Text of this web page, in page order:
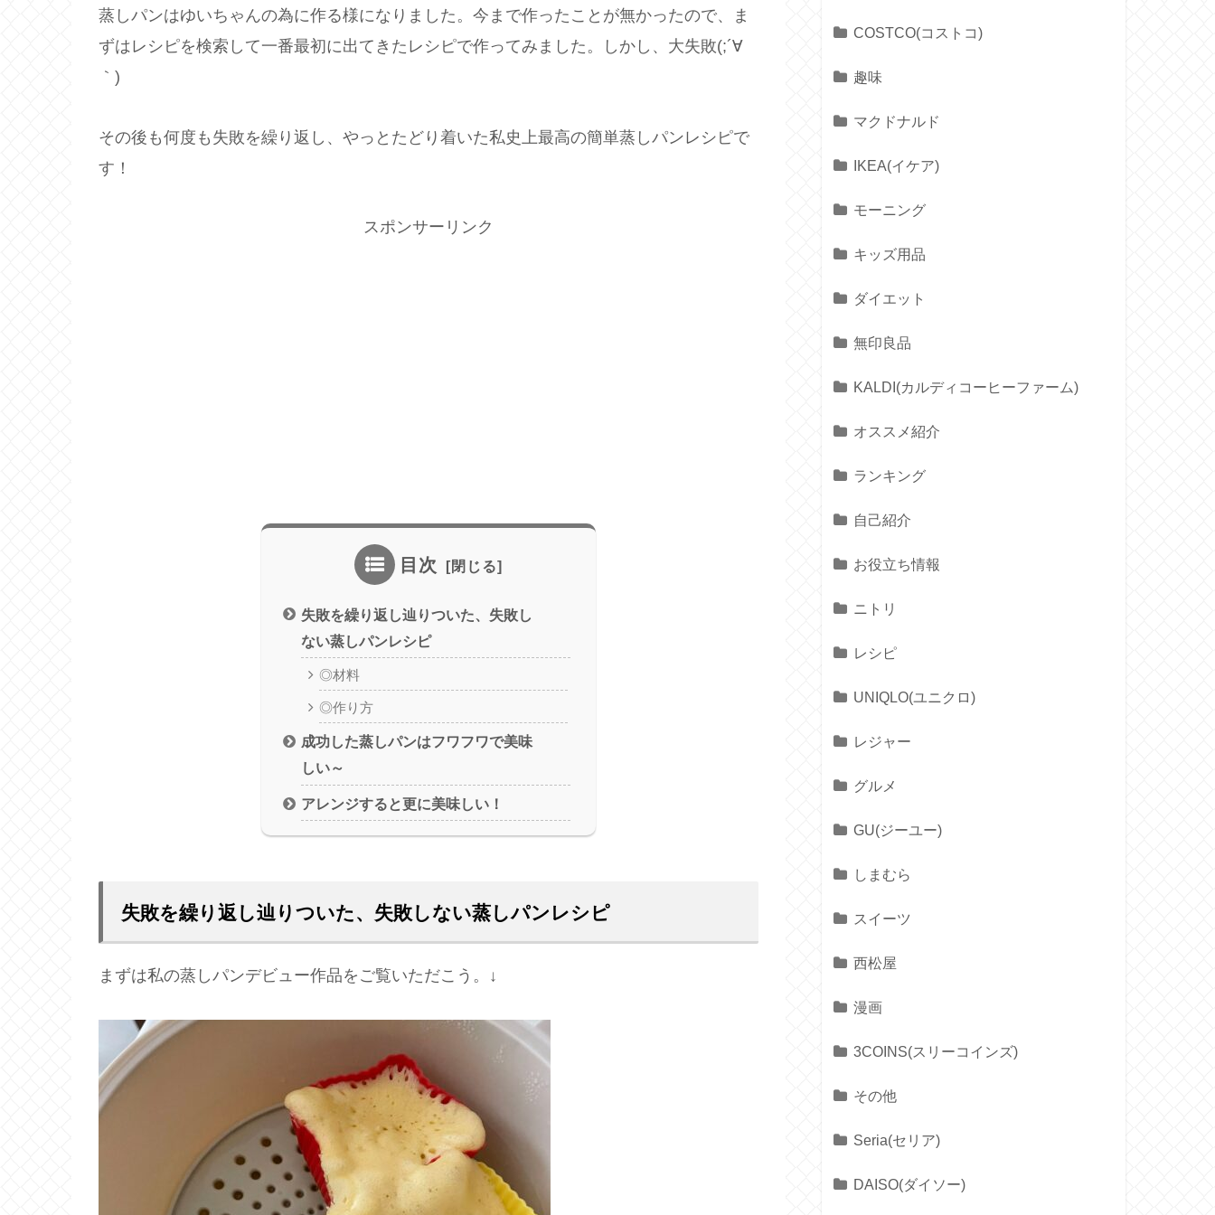
蒸しパンはゆいちゃんの為に作る様になりました。今まで作ったことが無かったので、ま
ずはレシピを検索して一番最初に出てきたレシピで作ってみました。しかし、大失敗(;´∀
｀)
その後も何度も失敗を繰り返し、やっとたどり着いた私史上最高の簡単蒸しパンレシピで
す！
スポンサーリンク
目次
失敗を繰り返し辿りついた、失敗し
ない蒸しパンレシピ
◎材料
◎作り方
成功した蒸しパンはフワフワで美味
しい～
アレンジすると更に美味しい！
失敗を繰り返し辿りついた、失敗しない蒸しパンレシピ
まずは私の蒸しパンデビュー作品をご覧いただこう。↓
COSTCO(コストコ)
趣味
マクドナルド
IKEA(イケア)
モーニング
キッズ用品
ダイエット
無印良品
KALDI(カルディコーヒーファーム)
オススメ紹介
ランキング
自己紹介
お役立ち情報
ニトリ
レシピ
UNIQLO(ユニクロ)
レジャー
グルメ
GU(ジーユー)
しまむら
スイーツ
西松屋
漫画
3COINS(スリーコインズ)
その他
Seria(セリア)
DAISO(ダイソー)